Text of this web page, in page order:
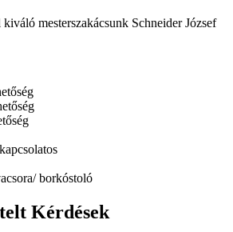
mesterszakácsunk Schneider József
borkóstoló
Kérdések